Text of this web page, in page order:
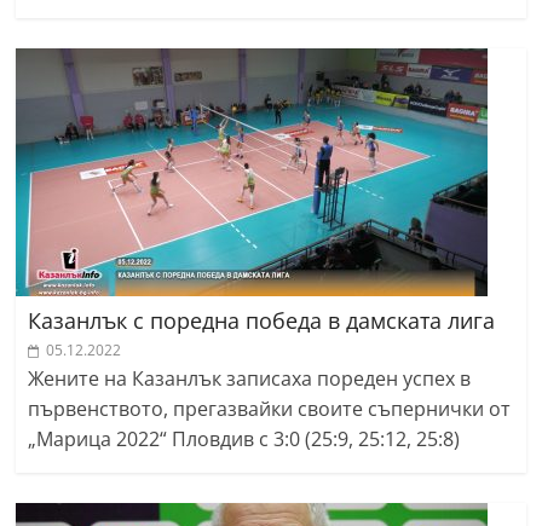
Казанлък с поредна победа в дамската лига
05.12.2022
Жените на Казанлък записаха пореден успех в
първенството, прегазвайки своите съпернички от
„Марица 2022“ Пловдив с 3:0 (25:9, 25:12, 25:8)